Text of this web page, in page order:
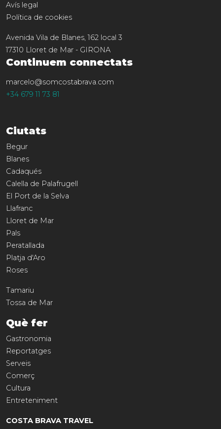
Avís legal
Política de cookies
Avenida Vila de Blanes, 162 local 3
17310 Lloret de Mar - GIRONA
Continuem connectats
marcelo@somcostabrava.com
+34 679 11 73 81
Ciutats
Begur
Blanes
Cadaqués
Calella de Palafrugell
El Port de la Selva
Llafranc
Lloret de Mar
Pals
Peratallada
Platja d'Aro
Roses
Tamariu
Tossa de Mar
Què fer
Gastronomia
Reportatges
Serveis
Comerç
Cultura
Entreteniment
COSTA BRAVA TRAVEL